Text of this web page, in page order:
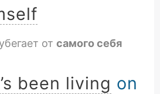
от самого себя
been living on